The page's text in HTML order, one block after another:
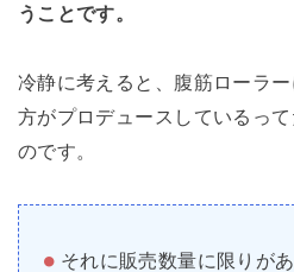
うことです。
冷静に考えると、腹筋ローラ
方がプロデュースしているっ
のです。
それに販売数量に限りが